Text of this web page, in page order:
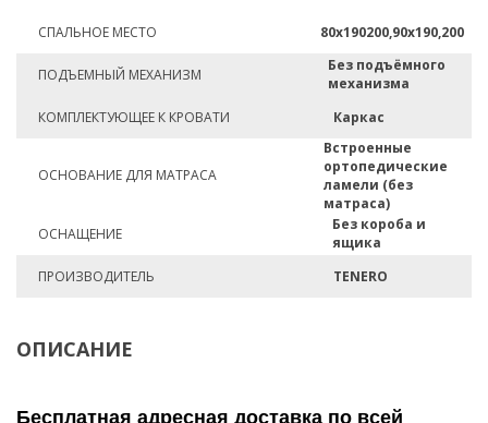
СПАЛЬНОЕ МЕСТО 80х190200,90х190,200
ПОДЪЕМНЫЙ МЕХАНИЗМ
Без подъёмного
механизма
КОМПЛЕКТУЮЩЕЕ К КРОВАТИ
Каркас
ОСНОВАНИЕ ДЛЯ МАТРАСА
Встроенные
ортопедические
ламели (без
матраса)
ОСНАЩЕНИЕ
Без короба и
ящика
ПРОИЗВОДИТЕЛЬ
TENERO
ОПИСАНИЕ
Бесплатная адресная доставка по всей